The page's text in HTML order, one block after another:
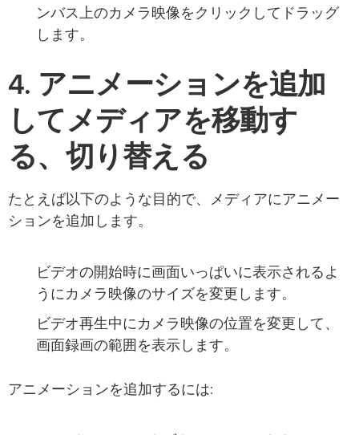
ンバス上のカメラ映像をクリックしてドラッグ
します。
4. アニメーションを追加
してメディアを移動す
る、切り替える
たとえば以下のような目的で、メディアにアニメー
ションを追加します。
ビデオの開始時に画面いっぱいに表示されるよ
うにカメラ映像のサイズを変更します。
ビデオ再生中にカメラ映像の位置を変更して、
画面録画の範囲を表示します。
アニメーションを追加するには: